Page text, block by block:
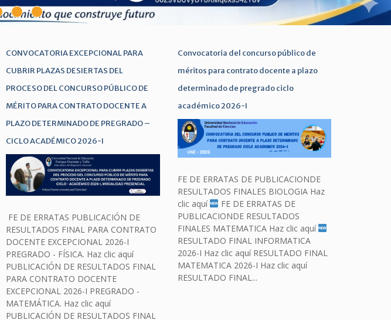
CONVOCATORIA EXCEPCIONAL PARA
CUBRIR PLAZAS DESIERTAS DEL
PROCESO DEL CONCURSO PÚBLICO DE
MÉRITO PARA CONTRATO DOCENTE A
PLAZO DETERMINADO DE PREGRADO –
CICLO ACADÉMICO 2026-I
FE DE ERRATAS PUBLICACIÓN DE
RESULTADOS FINAL PARA CONTRATO
DOCENTE EXCEPCIONAL 2026-I
PREGRADO - FÍSICA. Haz clic aquí
PUBLICACIÓN DE RESULTADOS FINAL
PARA CONTRATO DOCENTE
EXCEPCIONAL 2026-I PREGRADO -
MATEMÁTICA. Haz clic aquí
PUBLICACIÓN DE RESULTADOS FINAL
Convocatoria del concurso público de
méritos para contrato docente a plazo
determinado de pregrado ciclo
académico 2026-I
FE DE ERRATAS DE PUBLICACIONDE
RESULTADOS FINALES BIOLOGIA Haz
clic aquí
FE DE ERRATAS DE
PUBLICACIONDE RESULTADOS
FINALES MATEMATICA Haz clic aquí
RESULTADO FINAL INFORMATICA
2026-I Haz clic aquí RESULTADO FINAL
MATEMATICA 2026-I Haz clic aquí
RESULTADO FINAL...